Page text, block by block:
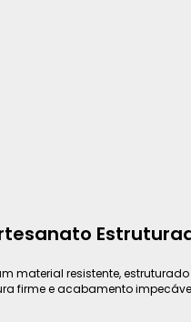
material resistente,
firme e acabamento